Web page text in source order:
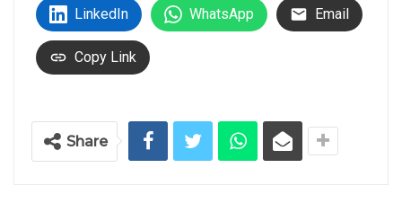
LinkedIn WhatsApp Email
Copy Link
Share